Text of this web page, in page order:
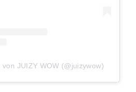
JUIZY WOW (@juizywow)